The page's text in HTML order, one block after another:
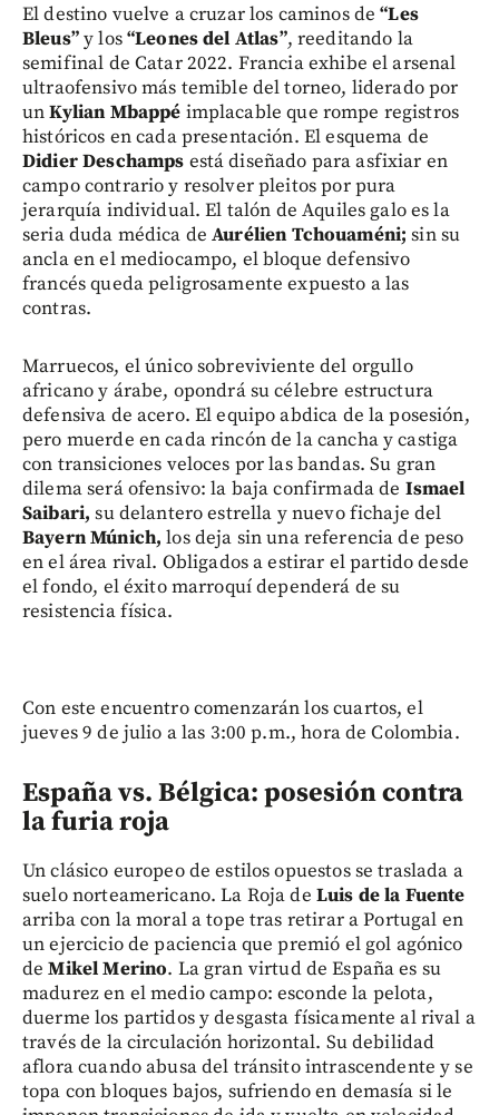
El destino vuelve a cruzar los caminos de “Les
Bleus”y los“Leones del Atlas”, reeditando la
semifinal de Catar 2022. Francia exhibe el arsenal
ultraofensivo más temible del torneo, liderado por
unKylian Mbappé implacable que rompe registros
históricos en cada presentación. El esquema de
Didier Deschamps está diseñado para asfixiar en
campo contrario y resolver pleitos por pura
jerarquía individual. El talón de Aquiles galo es la
seria duda médica de Aurélien Tchouaméni; sin su
ancla en el mediocampo, el bloque defensivo
francés queda peligrosamente expuesto a las
contras.
Marruecos, el único sobreviviente del orgullo
africano y árabe, opondrá su célebre estructura
defensiva de acero. El equipo abdica de la posesión,
pero muerde en cada rincón de la cancha y castiga
con transiciones veloces por las bandas. Su gran
dilema será ofensivo: la baja confirmada de Ismael
Saibari, su delantero estrella y nuevo fichaje del
Bayern Múnich, los deja sin una referencia de peso
en el área rival. Obligados a estirar el partido desde
el fondo, el éxito marroquí dependerá de su
resistencia física.
Con este encuentro comenzarán los cuartos, el
jueves 9 de julio a las 3:00 p.m., hora de Colombia.
España vs. Bélgica: posesión contra
la furia roja
Un clásico europeo de estilos opuestos se traslada a
suelo norteamericano. La Roja de Luis de la Fuente
arriba con la moral a tope tras retirar a Portugal en
un ejercicio de paciencia que premió el gol agónico
de Mikel Merino. La gran virtud de España es su
madurez en el medio campo: esconde la pelota,
duerme los partidos y desgasta físicamente al rival a
través de la circulación horizontal. Su debilidad
aflora cuando abusa del tránsito intrascendente y se
topa con bloques bajos, sufriendo en demasía si le